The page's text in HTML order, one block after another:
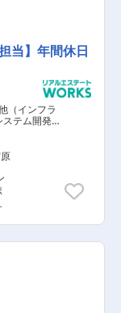
当】年間休日
（インフラ
テム開発・